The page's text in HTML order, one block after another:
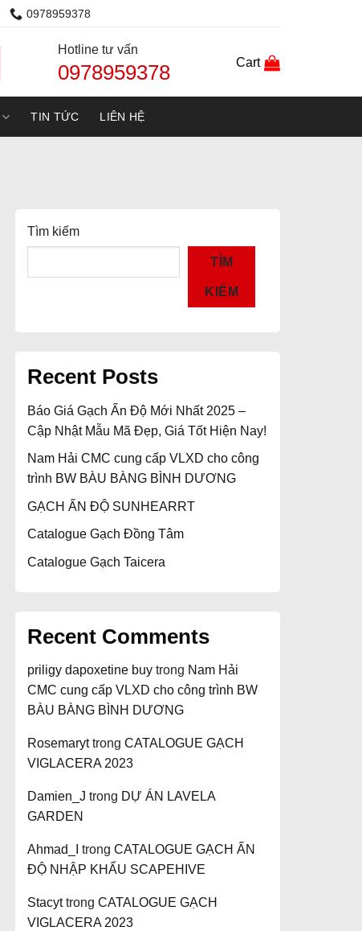
0978959378
Hotline tư vấn
0978959378 Cart
TIN TỨC LIÊN HỆ
Tìm kiếm
TÌM
KIẾM
Recent Posts
Báo Giá Gạch Ấn Độ Mới Nhất 2025 –
Cập Nhật Mẫu Mã Đẹp, Giá Tốt Hiện Nay!
Nam Hải CMC cung cấp VLXD cho công
trình BW BÀU BÀNG BÌNH DƯƠNG
GẠCH ẤN ĐỘ SUNHEARRT
Catalogue Gạch Đồng Tâm
Catalogue Gạch Taicera
Recent Comments
priligy dapoxetine buy trong Nam Hải
CMC cung cấp VLXD cho công trình BW
BÀU BÀNG BÌNH DƯƠNG
Rosemaryttrong CATALOGUE GẠCH
VIGLACERA 2023
Damien_J trong DỰ ÁN LAVELA
GARDEN
Ahmad_I trong CATALOGUE GẠCH ẤN
ĐỘ NHẬP KHẨU SCAPEHIVE
Stacyttrong CATALOGUE GẠCH
VIGLACERA 2023